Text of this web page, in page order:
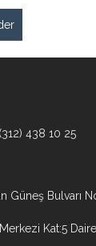
438 10 25
Güneş Bulvarı
Kat:5